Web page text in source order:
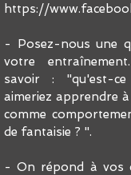
https://
- Posez-nous une
votre
savoir : "qu'est-
aimeriez apprendre
comme
de fantaisie ? ".
- On répond à vos